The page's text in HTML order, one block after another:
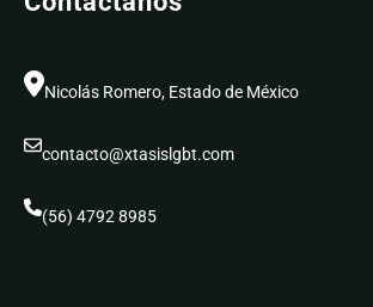
Nicolás Romero, Estado de México
contacto@xtasislgbt.com
(56) 4792 8985